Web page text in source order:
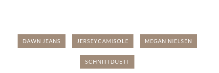
DAWN JEANS JERSEYCAMISOLE MEGAN NIELSEN
SCHNITTDUETT